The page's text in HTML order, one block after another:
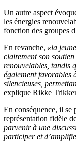
Un autre aspect
les énergies
fonction des groupes
En revanche, «la
clairement son
renouvelables, tandis
également favorables
silencieuses,
explique Rikke
En conséquence, il se
représentation fidèle
parvenir à une
participer et